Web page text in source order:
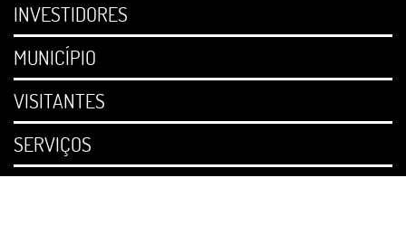
INVESTIDORES
MUNICÍPIO
VISITANTES
SERVIÇOS